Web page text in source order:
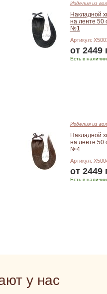
Изделия из
Накладной
на ленте 50
№1
Артикул:
от 2449
Есть в наличии
Изделия из
Накладной
на ленте 50
№4
Артикул:
от 2449
Есть в наличии
у нас